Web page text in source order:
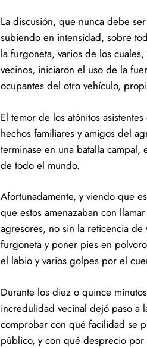
La discusión, que nunca debe
subiendo en intensidad, sobre
la furgoneta, varios de los
vecinos, iniciaron el uso de la
ocupantes del otro vehículo,
El temor de los atónitos
hechos familiares y amigos del
terminase en una batalla
de todo el mundo.
Afortunadamente, y viendo que
que estos amenazaban con
agresores, no sin la reticencia
furgoneta y poner pies en
el labio y varios golpes por el
Durante los diez o quince
incredulidad vecinal dejó paso a
comprobar con qué facilidad se
público, y con qué desprecio